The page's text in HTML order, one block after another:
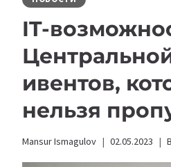
IT-
ивентов,
нельзя
Mansur Ismagulov 02.05.2023